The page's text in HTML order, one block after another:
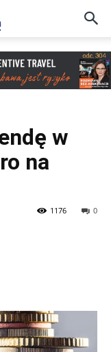
w
na
0
1176